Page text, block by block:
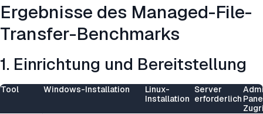
Ergebnisse des Managed-File-
Transfer-Benchmarks
1. Einrichtung und Bereitstellung
Tool Windows-Installation
Linux-
Installation
Server
erforderlich